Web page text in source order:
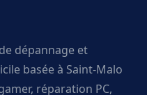
dépannage et
basée à Saint-Malo
réparation PC,